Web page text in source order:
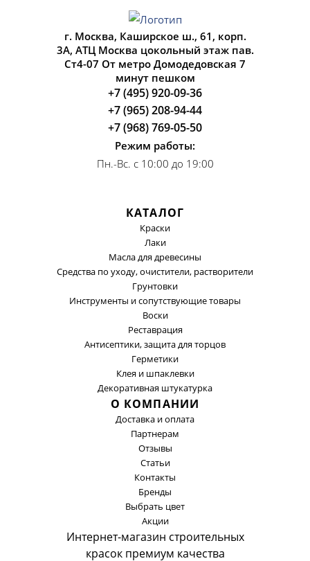
г. Москва, Каширское ш., 61, корп.
3А, АТЦ Москва цокольный этаж пав.
Ст4-07 От метро Домодедовская 7
минут пешком
+7 (495) 920-09-36
+7 (965) 208-94-44
+7 (968) 769-05-50
Режим работы:
Пн.-Вс. с 10:00 до 19:00
Интернет-магазин строительных
красок премиум качества
КАТАЛОГ
Краски
Лаки
Масла для древесины
Средства по уходу, очистители, растворители
Грунтовки
Инструменты и сопутствующие товары
Воски
Реставрация
Антисептики, защита для торцов
Герметики
Клея и шпаклевки
Декоративная штукатурка
О КОМПАНИИ
Доставка и оплата
Партнерам
Отзывы
Статьи
Контакты
Бренды
Выбрать цвет
Акции